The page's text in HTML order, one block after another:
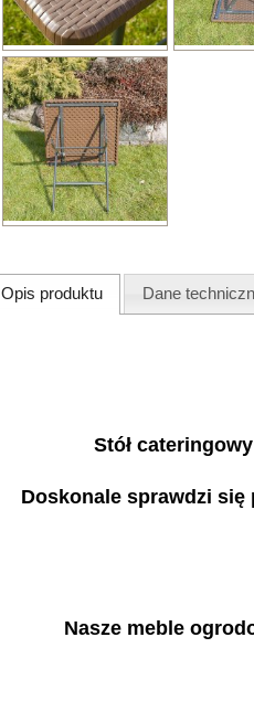
Opis produktu Dane
Stół
Doskonale sprawdzi
Nasze meble